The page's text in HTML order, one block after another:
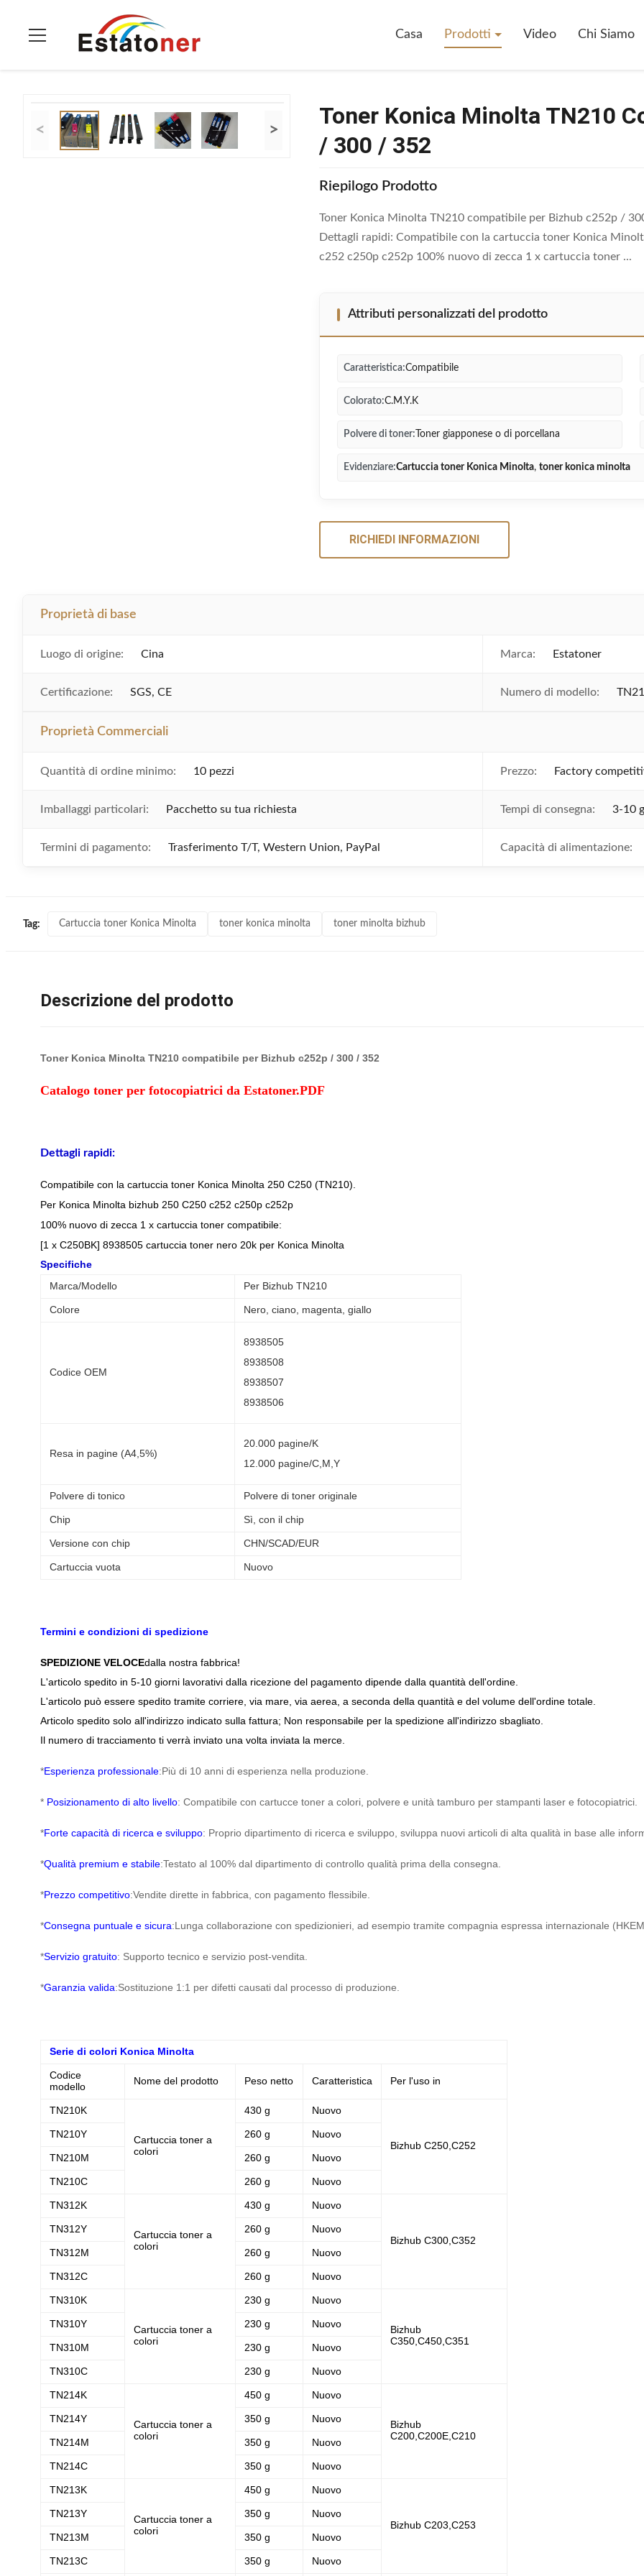
Casa Prodotti Video Chi Siamo
> Toner Konica Minolta
< >
Toner Konica Minolta TN210
/ 300 / 352
Riepilogo Prodotto
Toner Konica Minolta TN210 compatibile per Bizhub c252p /
Dettagli rapidi: Compatibile con la cartuccia toner Konica
c252 c250p c252p 100% nuovo di zecca 1 x cartuccia toner ...
Attributi personalizzati del prodotto
Caratteristica:Compatibile
Colorato:C.M.Y.K
Polvere di toner: Toner giapponese o di porcellana
Evidenziare:Cartuccia toner Konica Minolta, toner konica minolta
RICHIEDI INFORMAZIONI
Proprietà di base
Luogo di origine: Cina Marca: Estatoner
Certificazione: SGS, CE Numero di modello:
Proprietà Commerciali
Quantità di ordine minimo: 10 pezzi Prezzo: Factory
Imballaggi particolari: Pacchetto su tua richiesta Tempi di consegna: 3-10
Termini di pagamento: Trasferimento T/T, Western Union, PayPal Capacità di alimentazione:
Tag: Cartuccia toner Konica Minolta toner konica minolta toner minolta bizhub
Descrizione del prodotto
Toner Konica Minolta TN210 compatibile per Bizhub c252p / 300 / 352
Catalogo toner per fotocopiatrici da Estatoner.PDF
Dettagli rapidi:
Compatibile con la cartuccia toner Konica Minolta 250 C250 (TN210).
Per Konica Minolta bizhub 250 C250 c252 c250p c252p
100% nuovo di zecca 1 x cartuccia toner compatibile:
[1 x C250BK] 8938505 cartuccia toner nero 20k per Konica Minolta
Specifiche
Marca/Modello
Per Bizhub TN210
Colore Nero, ciano, magenta, giallo
Codice OEM
8938505
8938508
8938507
8938506
Resa in pagine (A4,5%)
20.000 pagine/K
12.000 pagine/C,M,Y
Polvere di tonico Polvere di toner originale
Chip Sì, con il chip
Versione con chip CHN/SCAD/EUR
Cartuccia vuota Nuovo
Termini e condizioni di spedizione
SPEDIZIONE VELOCEdalla nostra fabbrica!
L'articolo spedito in 5-10 giorni lavorativi dalla ricezione del pagamento dipende dalla quantità dell'ordine.
L'articolo può essere spedito tramite corriere, via mare, via aerea, a seconda della quantità e del volume dell'ordine totale.
Articolo spedito solo all'indirizzo indicato sulla fattura; Non responsabile per la spedizione all'indirizzo sbagliato.
Il numero di tracciamento ti verrà inviato una volta inviata la merce.
*Esperienza professionale:Più di 10 anni di esperienza nella produzione.
* Posizionamento di alto livello: Compatibile con cartucce toner a colori, polvere e unità tamburo per stampanti laser e fotocopiatrici.
*Forte capacità di ricerca e sviluppo: Proprio dipartimento di ricerca e sviluppo, sviluppa nuovi articoli di alta qualità in base alle
*Qualità premium e stabile:Testato al 100% dal dipartimento di controllo qualità prima della consegna.
*Prezzo competitivo:Vendite dirette in fabbrica, con pagamento flessibile.
*Consegna puntuale e sicura:Lunga collaborazione con spedizionieri, ad esempio tramite compagnia espressa internazionale
*Servizio gratuito: Supporto tecnico e servizio post-vendita.
*Garanzia valida:Sostituzione 1:1 per difetti causati dal processo di produzione.
Serie di colori Konica Minolta
Codice
modello
Nome del prodotto Peso netto Caratteristica Per l'uso in
TN210K
Cartuccia toner a
colori
430 g Nuovo
Bizhub C250,C252
TN210Y 260 g Nuovo
TN210M 260 g Nuovo
TN210C 260 g Nuovo
TN312K
Cartuccia toner a
colori
430 g Nuovo
Bizhub C300,C352
TN312Y 260 g Nuovo
TN312M 260 g Nuovo
TN312C 260 g Nuovo
TN310K
Cartuccia toner a
colori
230 g Nuovo
Bizhub
C350,C450,C351
TN310Y 230 g Nuovo
TN310M 230 g Nuovo
TN310C 230 g Nuovo
TN214K
Cartuccia toner a
colori
450 g Nuovo
Bizhub
C200,C200E,C210
TN214Y 350 g Nuovo
TN214M 350 g Nuovo
TN214C 350 g Nuovo
TN213K
Cartuccia toner a
colori
450 g Nuovo
Bizhub C203,C253
TN213Y 350 g Nuovo
TN213M 350 g Nuovo
TN213C 350 g Nuovo